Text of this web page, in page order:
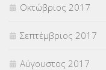
Οκτώβριος 2017
Σεπτέμβριος 2017
Αύγουστος 2017